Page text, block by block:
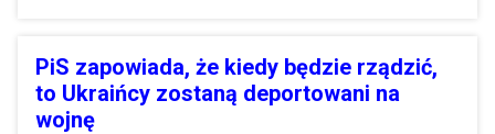
PiS zapowiada, że kiedy będzie rządzić,
to Ukraińcy zostaną deportowani na
wojnę